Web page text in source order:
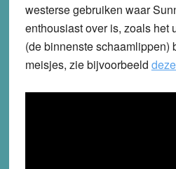
westerse gebruiken waar
enthousiast over is, zoals het
(de binnenste schaamlippen)
meisjes, zie bijvoorbeeld